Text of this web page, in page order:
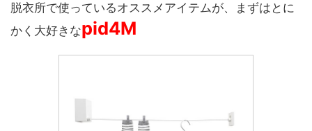
脱衣所で使っているオススメアイテムが、まずはとに
かく大好きなpid4M